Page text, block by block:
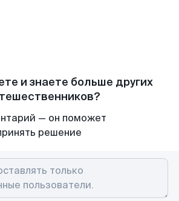
и знаете больше других
— он поможет
решение